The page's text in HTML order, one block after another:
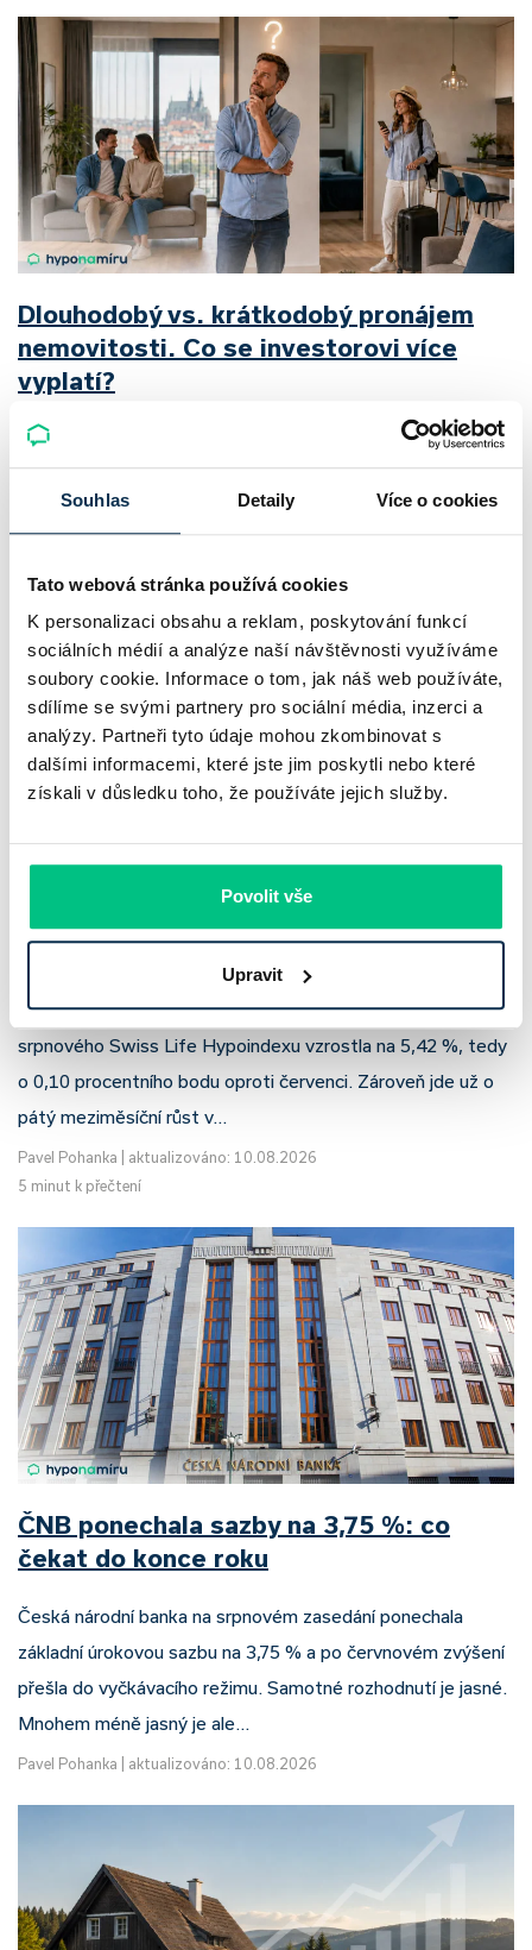
Souhlas Detaily Více o cookies
Tato webová stránka používá cookies
K personalizaci obsahu a reklam, poskytování funkcí
sociálních médií a analýze naší návštěvnosti využíváme
soubory cookie. Informace o tom, jak náš web používáte,
sdílíme se svými partnery pro sociální média, inzerci a
analýzy. Partneři tyto údaje mohou zkombinovat s
dalšími informacemi, které jste jim poskytli nebo které
získali v důsledku toho, že používáte jejich služby.
Povolit vše
Upravit
Dlouhodobý vs. krátkodobý pronájem
nemovitosti. Co se investorovi více
vyplatí?
Srovnávat nájemné s příjmy z krátkodobého pronájmu
nestačí. O skutečném výnosu z pronájmu rozhodují provozní
náklady, čas potřebný ke správě nemovitosti i daně.
5 minut k přečtení
zdražují už pátý měsíc v řadě
Průměrná nabídková sazba hypoték v Česku podle
srpnového Swiss Life Hypoindexu vzrostla na 5,42 %, tedy
o 0,10 procentního bodu oproti červenci. Zároveň jde už o
pátý meziměsíční růst v…
Pavel Pohanka
aktualizováno: 10.08.2026
5 minut k přečtení
ČNB ponechala sazby na 3,75 %: co
čekat do konce roku
Česká národní banka na srpnovém zasedání ponechala
základní úrokovou sazbu na 3,75 % a po červnovém zvýšení
přešla do vyčkávacího režimu. Samotné rozhodnutí je jasné.
Mnohem méně jasný je ale…
Pavel Pohanka aktualizováno: 10.08.2026